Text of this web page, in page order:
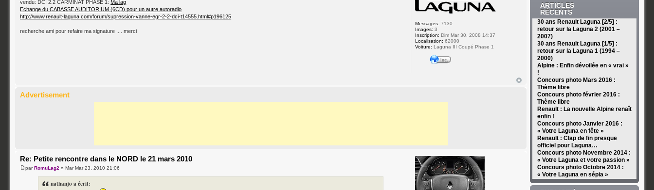
vendu: DCI 2.2 CARMINAT PHASE 1: Ma lag
Echange du CABASSE AUDITORIUM (6CD) pour un autre autoradio
http://www.renault-laguna.com/forum/supression-vanne-egr-2-2-dci-t14555.html#p196125
recherche ami pour refaire ma signature .... merci
Messages: 7130
Images: 3
Inscription: Dim Mar 30, 2008 14:37
Localisation: 62000
Voiture: Laguna III Coupé Phase 1
Advertisement
Re: Petite rencontre dans le NORD le 21 mars 2010
parRomuLag2 » Mar Mar 23, 2010 21:06
nathanjo a écrit:
ARTICLES
RÉCENTS
30 ans Renault Laguna [2/5] :
retour sur la Laguna 2 (2001 –
2007)
30 ans Renault Laguna [1/5] :
retour sur la Laguna 1 (1994 –
2000)
Alpine : Enfin dévoilée en « vrai »
!
Concours photo Mars 2016 :
Thème libre
Concours photo février 2016 :
Thème libre
Renault : La nouvelle Alpine renaît
enfin !
Concours photo Janvier 2016 :
« Votre Laguna en fête »
Renault : Clap de fin presque
officiel pour Laguna…
Concours photo Novembre 2014 :
« Votre Laguna et votre passion »
Concours photo Octobre 2014 :
« Votre Laguna en sépia »